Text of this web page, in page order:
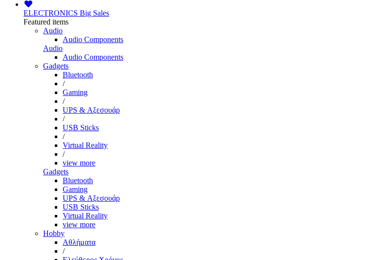
ELECTRONICS Big Sales
Featured items
Audio
Audio Components
Audio
Audio Components
Gadgets
Bluetooth
/
Gaming
/
UPS & Αξεσουάρ
/
USB Sticks
/
Virtual Reality
/
view more
Gadgets
Bluetooth
Gaming
UPS & Αξεσουάρ
USB Sticks
Virtual Reality
view more
Hobby
Αθλήματα
/